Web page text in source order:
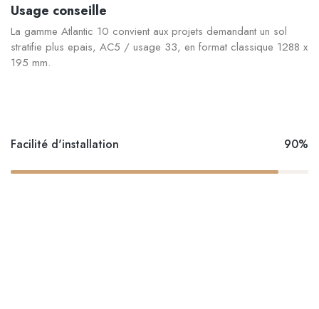
Usage conseille
La gamme Atlantic 10 convient aux projets demandant un sol
stratifie plus epais, AC5 / usage 33, en format classique 1288 x
195 mm.
Facilité d'installation 90%